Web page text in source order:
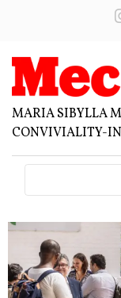
MARIA SIBYLLA
CONVIVIALITY-